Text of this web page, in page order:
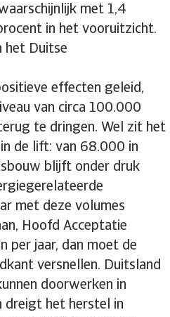
met 1,4
in het vooruitzicht.
het Duitse
effecten geleid,
van circa 100.000
te dringen. Wel zit het
de lift: van 68.000 in
blijft onder druk
met deze volumes
Hoofd Acceptatie
per jaar, dan moet de
versnellen. Duitsland
doorwerken in
dreigt het herstel in